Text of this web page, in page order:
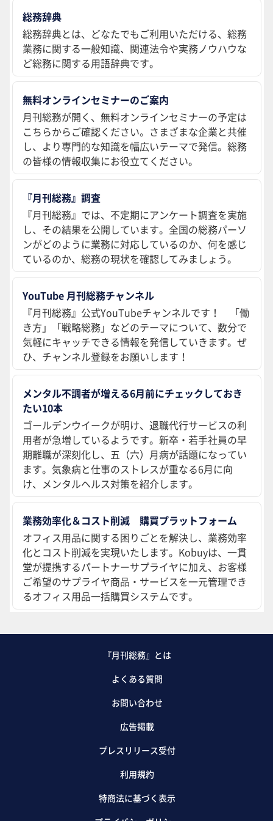
総務辞典
総務辞典とは、どなたでもご利用いただける、総務
業務に関する一般知識、関連法令や実務ノウハウな
ど総務に関する用語辞典です。
無料オンラインセミナーのご案内
月刊総務が開く、無料オンラインセミナーの予定は
こちらからご確認ください。さまざまな企業と共催
し、より専門的な知識を幅広いテーマで発信。総務
の皆様の情報収集にお役立てください。
『月刊総務』調査
『月刊総務』では、不定期にアンケート調査を実施
し、その結果を公開しています。全国の総務パーソ
ンがどのように業務に対応しているのか、何を感じ
ているのか、総務の現状を確認してみましょう。
YouTube 月刊総務チャンネル
『月刊総務』公式YouTubeチャンネルです！ 「働
き方」「戦略総務」などのテーマについて、数分で
気軽にキャッチできる情報を発信していきます。ぜ
ひ、チャンネル登録をお願いします！
メンタル不調者が増える6月前にチェックしておき
たい10本
ゴールデンウイークが明け、退職代行サービスの利
用者が急増しているようです。新卒・若手社員の早
期離職が深刻化し、五（六）月病が話題になってい
ます。気象病と仕事のストレスが重なる6月に向
け、メンタルヘルス対策を紹介します。
業務効率化＆コスト削減 購買プラットフォーム
オフィス用品に関する困りごとを解決し、業務効率
化とコスト削減を実現いたします。Kobuyは、一貫
堂が提携するパートナーサプライヤに加え、お客様
ご希望のサプライヤ商品・サービスを一元管理でき
るオフィス用品一括購買システムです。
『月刊総務』とは
よくある質問
お問い合わせ
広告掲載
プレスリリース受付
利用規約
特商法に基づく表示